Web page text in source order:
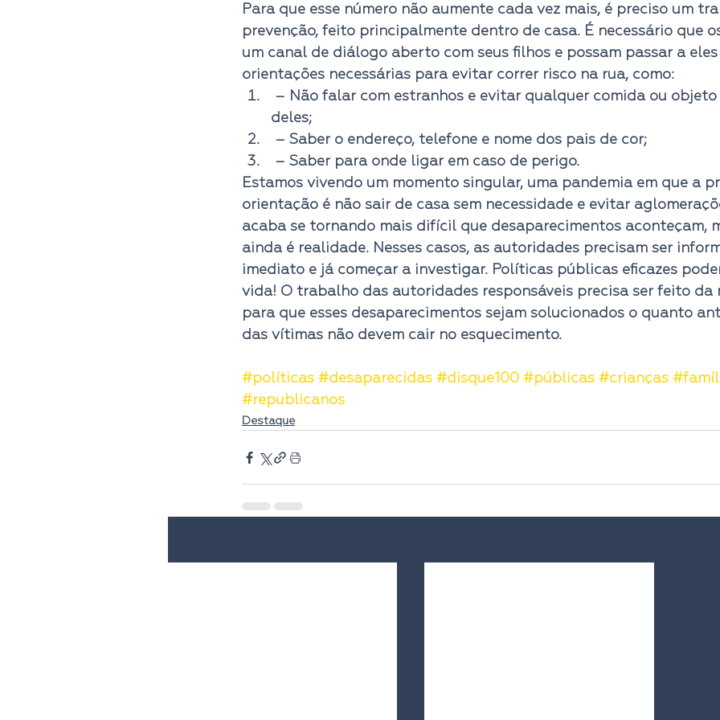
Para que esse número não aumente cada vez mais, é preciso um
prevenção, feito principalmente dentro de casa. É necessário que
um canal de diálogo aberto com seus filhos e possam passar a
orientações necessárias para evitar correr risco na rua, como:
deles;
– Saber o endereço, telefone e nome dos pais de cor;
– Saber para onde ligar em caso de perigo.
Estamos vivendo um momento singular, uma pandemia em que a
orientação é não sair de casa sem necessidade e evitar
acaba se tornando mais difícil que desaparecimentos aconteçam,
ainda é realidade. Nesses casos, as autoridades precisam ser
imediato e já começar a investigar. Políticas públicas eficazes
vida! O trabalho das autoridades responsáveis precisa ser feito da
para que esses desaparecimentos sejam solucionados o quanto
das vítimas não devem cair no esquecimento.
#políticas #desaparecidas #disque100 #públicas #crianças
#republicanos
Destaque